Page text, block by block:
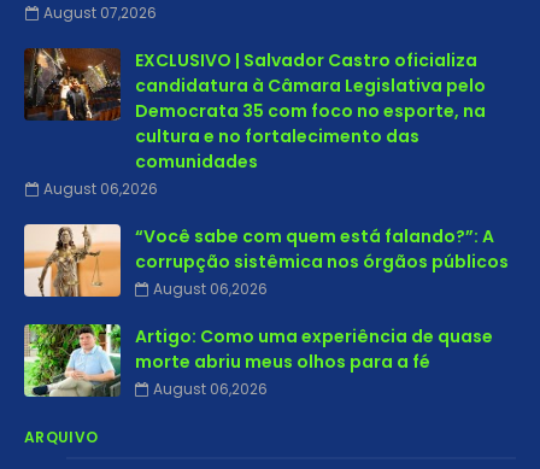
August 07,2026
EXCLUSIVO | Salvador Castro oficializa
candidatura à Câmara Legislativa pelo
Democrata 35 com foco no esporte, na
cultura e no fortalecimento das
comunidades
August 06,2026
“Você sabe com quem está falando?”: A
corrupção sistêmica nos órgãos públicos
August 06,2026
Artigo: Como uma experiência de quase
morte abriu meus olhos para a fé
August 06,2026
ARQUIVO